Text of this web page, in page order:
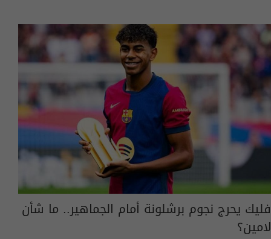
فليك يحرج نجوم برشلونة أمام الجماهير.. ما شأن
لامين؟